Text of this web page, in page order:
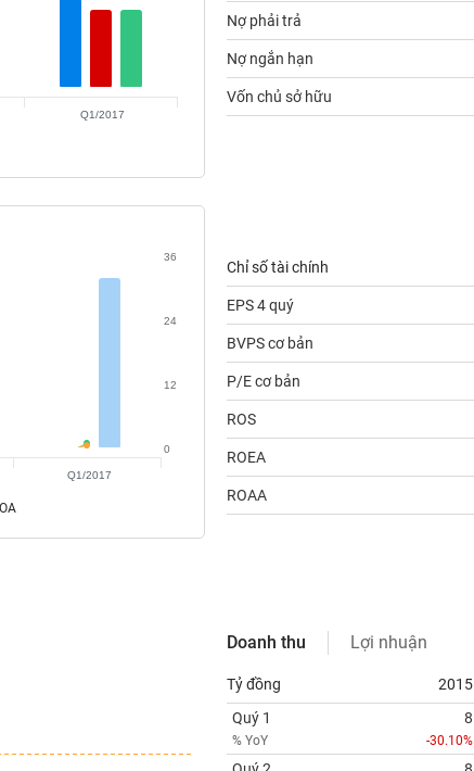
Q1/2017
Nợ phải trả
Nợ ngắn hạn
Vốn chủ sở hữu
0
12
24
36
Q1/2017
Chỉ số tài chính
EPS 4 quý
BVPS cơ bản
P/E cơ bản
ROS
ROEA
ROAA
Doanh thu Lợi nhuận
Tỷ đồng 2015
Quý 1
% YoY
8
-30.10%